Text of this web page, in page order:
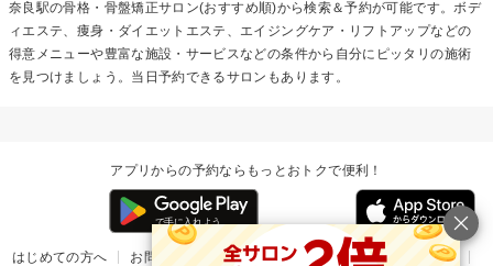
奈良駅の骨格・骨盤矯正サロン(おすすめ順)から検索＆予約が可能です。ボデ
ィエステ、痩身・ダイエットエステ、エイジングケア・リフトアップなどの
得意メニューや豊富な施設・サービスなどの条件から自分にピッタリの施術
を見つけましょう。当日予約できるサロンもあります。
アプリからの予約ならもっとおトクで便利！
はじめての方へ お問い合わせ ヘルプ リリース情報
利用規約